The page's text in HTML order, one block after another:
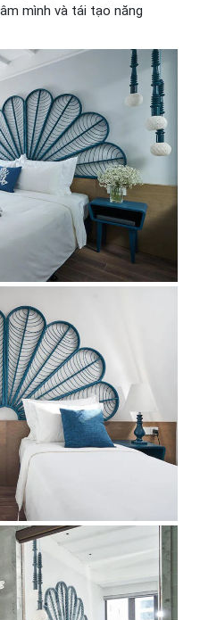
mình và tái tạo năng